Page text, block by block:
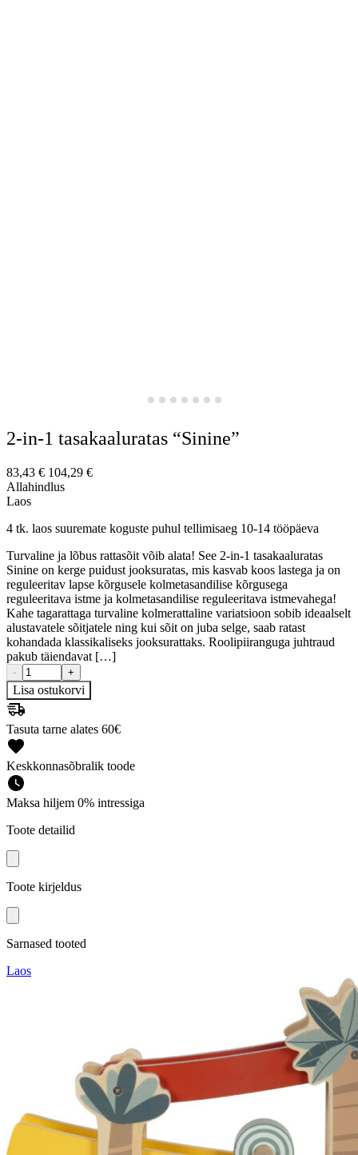
2-in-1 tasakaaluratas “Sinine”
83,43 € 104,29 €
Allahindlus
Laos
4 tk. laos suuremate koguste puhul tellimisaeg 10-14 tööpäeva
Turvaline ja lõbus rattasõit võib alata! See 2-in-1 tasakaaluratas
Sinine on kerge puidust jooksuratas, mis kasvab koos lastega ja on
reguleeritav lapse kõrgusele kolmetasandilise kõrgusega
reguleeritava istme ja kolmetasandilise reguleeritava istmevahega!
Kahe tagarattaga turvaline kolmerattaline variatsioon sobib ideaalselt
alustavatele sõitjatele ning kui sõit on juba selge, saab ratast
kohandada klassikaliseks jooksurattaks. Roolipiiranguga juhtraud
pakub täiendavat […]
- +
Lisa ostukorvi
Tasuta tarne alates 60€
Keskkonnasõbralik toode
Maksa hiljem 0% intressiga
Toote detailid
Toote kirjeldus
Sarnased tooted
Laos